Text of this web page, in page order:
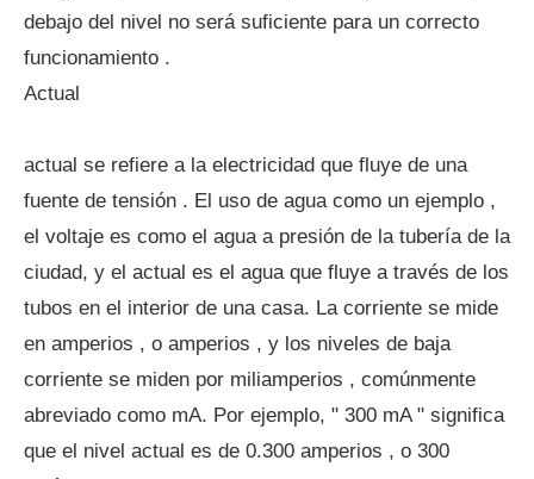
debajo del nivel no será suficiente para un correcto
funcionamiento .
Actual
actual se refiere a la electricidad que fluye de una
fuente de tensión . El uso de agua como un ejemplo ,
el voltaje es como el agua a presión de la tubería de la
ciudad, y el actual es el agua que fluye a través de los
tubos en el interior de una casa. La corriente se mide
en amperios , o amperios , y los niveles de baja
corriente se miden por miliamperios , comúnmente
abreviado como mA. Por ejemplo, " 300 mA " significa
que el nivel actual es de 0.300 amperios , o 300